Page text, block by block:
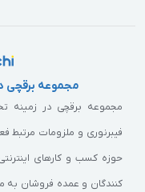
مجموعه برقچی
مجموعه برقچی در زمینه
فیبرنوری و ملزومات مرتبط
حوزه کسب و کارهای
کنندگان و عمده فروشان به